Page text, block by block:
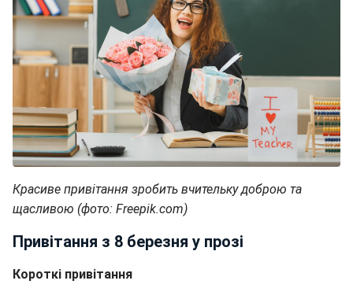
Красиве привітання зробить вчительку доброю та
щасливою (фото: Freepik.com)
Привітання з 8 березня у прозі
Короткі привітання